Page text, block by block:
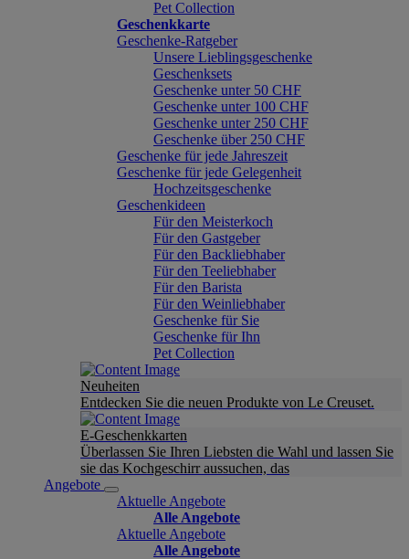
Pet Collection
Geschenkkarte
Geschenke-Ratgeber
Unsere Lieblingsgeschenke
Geschenksets
Geschenke unter 50 CHF
Geschenke unter 100 CHF
Geschenke unter 250 CHF
Geschenke über 250 CHF
Geschenke für jede Jahreszeit
Geschenke für jede Gelegenheit
Hochzeitsgeschenke
Geschenkideen
Für den Meisterkoch
Für den Gastgeber
Für den Backliebhaber
Für den Teeliebhaber
Für den Barista
Für den Weinliebhaber
Geschenke für Sie
Geschenke für Ihn
Pet Collection
Neuheiten
Entdecken Sie die neuen Produkte von Le Creuset.
E-Geschenkkarten
Überlassen Sie Ihren Liebsten die Wahl und lassen Sie
sie das Kochgeschirr aussuchen, das
Angebote
Aktuelle Angebote
Alle Angebote
Aktuelle Angebote
Alle Angebote